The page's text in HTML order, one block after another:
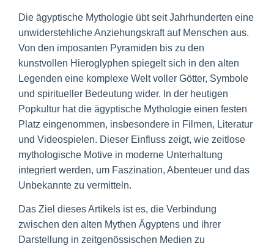
Die ägyptische Mythologie übt seit Jahrhunderten eine
unwiderstehliche Anziehungskraft auf Menschen aus.
Von den imposanten Pyramiden bis zu den
kunstvollen Hieroglyphen spiegelt sich in den alten
Legenden eine komplexe Welt voller Götter, Symbole
und spiritueller Bedeutung wider. In der heutigen
Popkultur hat die ägyptische Mythologie einen festen
Platz eingenommen, insbesondere in Filmen, Literatur
und Videospielen. Dieser Einfluss zeigt, wie zeitlose
mythologische Motive in moderne Unterhaltung
integriert werden, um Faszination, Abenteuer und das
Unbekannte zu vermitteln.
Das Ziel dieses Artikels ist es, die Verbindung
zwischen den alten Mythen Ägyptens und ihrer
Darstellung in zeitgenössischen Medien zu